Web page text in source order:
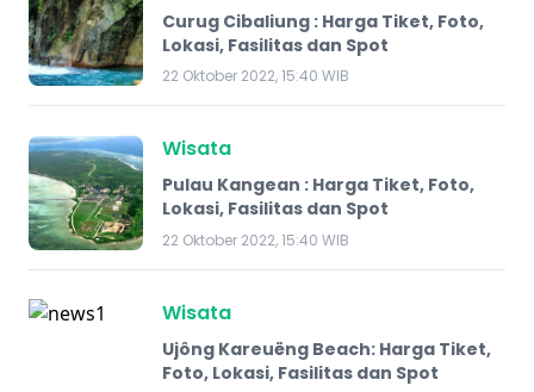
Curug Cibaliung : Harga Tiket, Foto,
Lokasi, Fasilitas dan Spot
22 Oktober 2022, 15:40 WIB
Wisata
Pulau Kangean : Harga Tiket, Foto,
Lokasi, Fasilitas dan Spot
22 Oktober 2022, 15:40 WIB
Wisata
Ujông Kareuëng Beach: Harga Tiket,
Foto, Lokasi, Fasilitas dan Spot